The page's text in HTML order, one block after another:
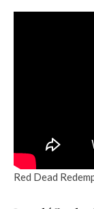
Red Dead